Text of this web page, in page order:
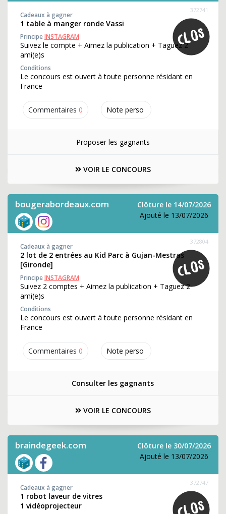
Commentaires 0 Note perso
372741
Cadeaux à gagner
1 table à manger ronde Vassi
PrincipeINSTAGRAM
Suivez le compte + Aimez la publication + Taguez 2
ami(e)s
Conditions
Le concours est ouvert à toute personne résidant en
France
Proposer les gagnants
VOIR LE CONCOURS
bougerabordeaux.com
Clôture le 14/07/2026
Ajouté le 13/07/2026
Commentaires 0 Note perso
372804
Cadeaux à gagner
2 lot de 2 entrées au Kid Parc à Gujan-Mestras
[Gironde]
PrincipeINSTAGRAM
Suivez 2 comptes + Aimez la publication + Taguez 2
ami(e)s
Conditions
Le concours est ouvert à toute personne résidant en
France
Consulter les gagnants
VOIR LE CONCOURS
braindegeek.com
Clôture le 30/07/2026
Ajouté le 13/07/2026
372747
Cadeaux à gagner
1 robot laveur de vitres
1 vidéoprojecteur